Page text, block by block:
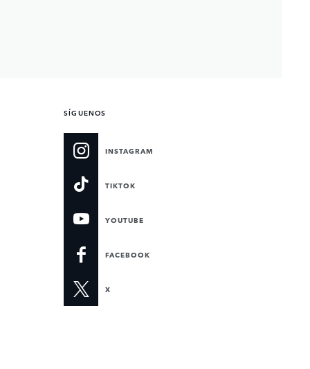
SÍGUENOS
INSTAGRAM
TIKTOK
YOUTUBE
FACEBOOK
X